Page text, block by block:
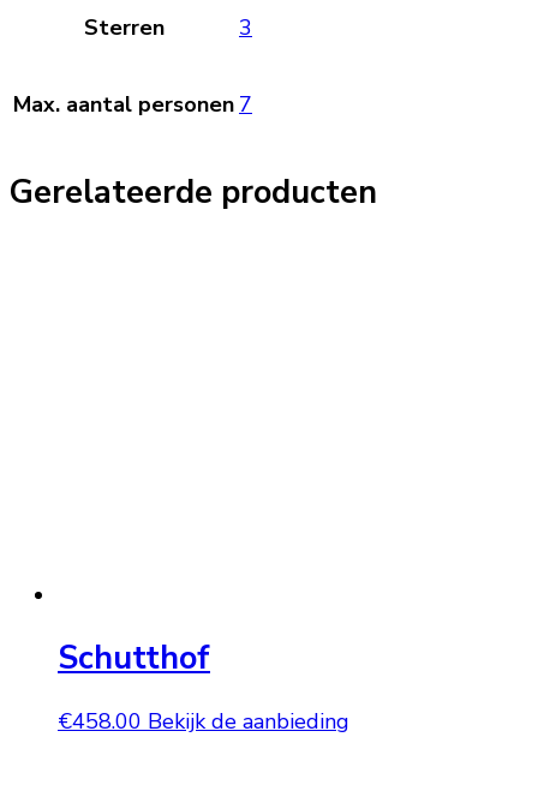
Sterren 3
Max. aantal personen 7
Gerelateerde producten
Schutthof
€458.00 Bekijk de aanbieding